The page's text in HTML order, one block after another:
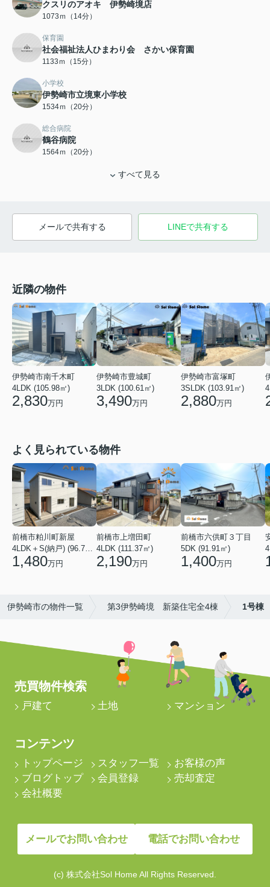
クスリのアオキ 伊勢崎境店
1073ｍ（14分）
保育園
社会福祉法人ひまわり会 さかい保育園
1133ｍ（15分）
小学校
伊勢崎市立境東小学校
1534ｍ（20分）
総合病院
鶴谷病院
1564ｍ（20分）
すべて見る
メールで共有する LINEで共有する
近隣の物件
伊勢崎市南千木町
4LDK (105.98㎡)
2,830万円
伊勢崎市豊城町
3LDK (100.61㎡)
3,490万円
伊勢崎市富塚町
3SLDK (103.91㎡)
2,880万円
よく見られている物件
前橋市粕川町新屋
4LDK＋S(納戸) (96.78㎡)
1,480万円
前橋市上増田町
4LDK (111.37㎡)
2,190万円
前橋市六供町３丁目
5DK (91.91㎡)
1,400万円
伊勢崎市の物件一覧 第3伊勢崎境 新築住宅全4棟 1号棟
売買物件検索
戸建て 土地 マンション
コンテンツ
トップページ スタッフ一覧
お客様の声
ブログトップ
会員登録
売却査定
会社概要
メールでお問い合わせ 電話でお問い合わせ
(c) 株式会社Sol Home All Rights Reserved.